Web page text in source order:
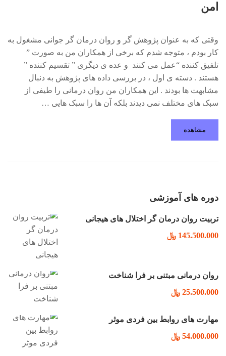
امن
وقتی که به عنوان پژوهش گر و روان درمان گر جوانی مشغول به
کار بودم ، متوجه شدم که برخی از همکاران من به صورت ”
تلفیق­ کننده “عمل می­ کنند و عده ی دیگری ” تقسیم­ کننده ”
هستند . دسته ی اول ، در بررسی داده های پژوهش به دنبال
مشابهت ­ها بودند . این همکاران من روان درمانی را طیفی از
سبک های مختلف نمی دیدند بلکه آن ها را سبک هایی …
مشاهده
دوره های آموزشی
تربیت روان درمان گر اختلال های هیجانی
145.500.000 ﷼
روان درمانی مبتنی بر فرا شناخت
25.500.000 ﷼
مهارت های روابط بین فردی موثر
54.000.000 ﷼